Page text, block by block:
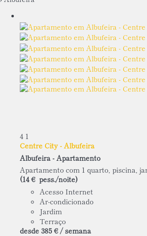
4 1
Centre City - Albufeira
Albufeira - Apartamento
Apartamento com 1 quarto, piscina,
(14 € pess./noite)
Acesso Internet
Ar-condicionado
Jardim
Terraço
desde 385 € / semana